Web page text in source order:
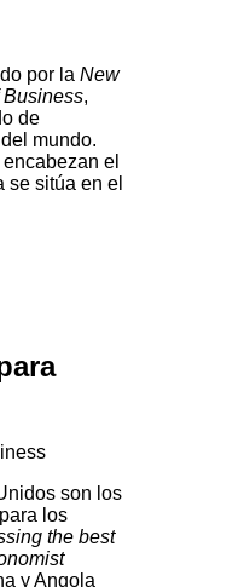
por la New
Business,
de
mundo.
el
sitúa en el
son los
los
the best
y Angola